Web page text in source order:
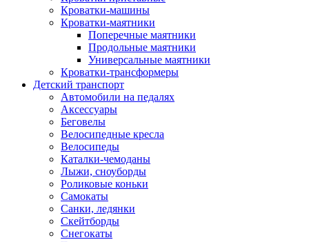
Кроватки-машины
Кроватки-маятники
Поперечные маятники
Продольные маятники
Универсальные маятники
Кроватки-трансформеры
Детский транспорт
Автомобили на педалях
Аксессуары
Беговелы
Велосипедные кресла
Велосипеды
Каталки-чемоданы
Лыжи, сноуборды
Роликовые коньки
Самокаты
Санки, ледянки
Скейтборды
Снегокаты